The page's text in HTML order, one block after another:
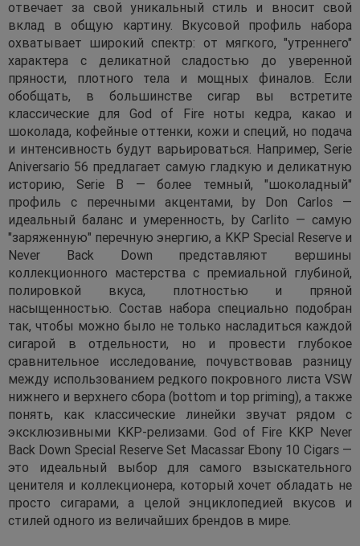
отвечает за свой уникальный стиль и вносит свой
вклад в общую картину. Вкусовой профиль набора
охватывает широкий спектр: от мягкого, "утреннего"
характера с деликатной сладостью до уверенной
пряности, плотного тела и мощных финалов. Если
обобщать, в большинстве сигар вы встретите
классические для God of Fire ноты кедра, какао и
шоколада, кофейные оттенки, кожи и специй, но подача
и интенсивность будут варьироваться. Например, Serie
Aniversario 56 предлагает самую гладкую и деликатную
историю, Serie B — более темный, "шоколадный"
профиль с перечными акцентами, by Don Carlos —
идеальный баланс и умеренность, by Carlito — самую
"заряженную" перечную энергию, а KKP Special Reserve и
Never Back Down представляют вершины
коллекционного мастерства с премиальной глубиной,
полировкой вкуса, плотностью и пряной
насыщенностью. Состав набора специально подобран
так, чтобы можно было не только насладиться каждой
сигарой в отдельности, но и провести глубокое
сравнительное исследование, почувствовав разницу
между использованием редкого покровного листа VSW
нижнего и верхнего сбора (bottom и top priming), а также
понять, как классические линейки звучат рядом с
эксклюзивными KKP-релизами. God of Fire KKP Never
Back Down Special Reserve Set Macassar Ebony 10 Cigars —
это идеальный выбор для самого взыскательного
ценителя и коллекционера, который хочет обладать не
просто сигарами, а целой энциклопедией вкусов и
стилей одного из величайших брендов в мире.